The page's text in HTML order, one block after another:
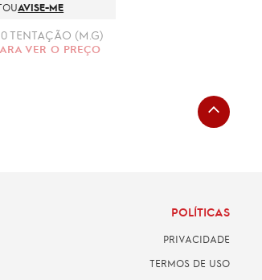
AVISE-ME
TENTAÇÃO (M.G)
VER O PREÇO
POLÍTICAS
PRIVACIDADE
TERMOS DE USO